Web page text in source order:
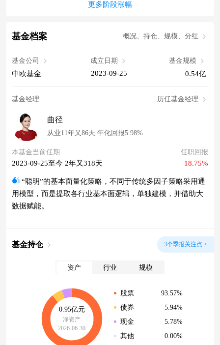
更多阶段涨幅
基金档案 概况、持仓、规模、分红
基金公司
中欧基金
成立日期
2023-09-25
基金规模
0.54亿
基金经理 历任基金经理
曲径
从业11年又86天 年化回报5.98%
本基金当前任期
2023-09-25至今 2年又318天
任职回报
18.75%
“聪明”的基本面量化策略，不同于传统多因子策略采用通
用模型，而是提取各行业基本面逻辑，单独建模，并借助大
数据赋能。
基金持仓 3个季报关注点 >
资产 行业 规模
0.95亿元
净资产
2026-06-30
股票
93.57%
债券
5.94%
现金
5.78%
其他
0.00%